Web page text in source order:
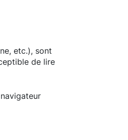
etc.), sont
de lire